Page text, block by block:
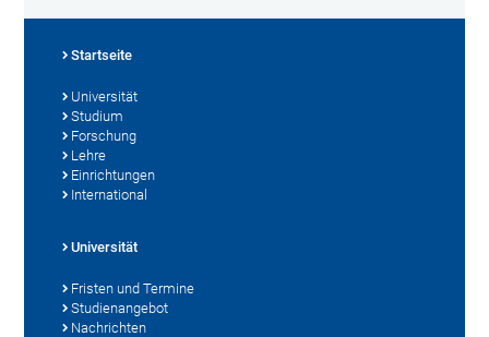
Startseite
Universität
Studium
Forschung
Lehre
Einrichtungen
International
Universität
Fristen und Termine
Studienangebot
Nachrichten